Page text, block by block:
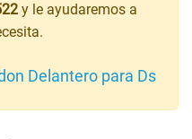
y le ayudaremos a
Delantero para Ds